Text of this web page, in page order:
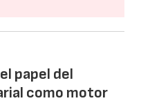
papel del
como motor